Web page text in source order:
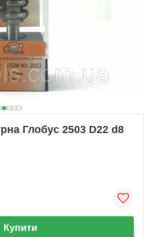
Глобус 2503 D22 d8
Купити